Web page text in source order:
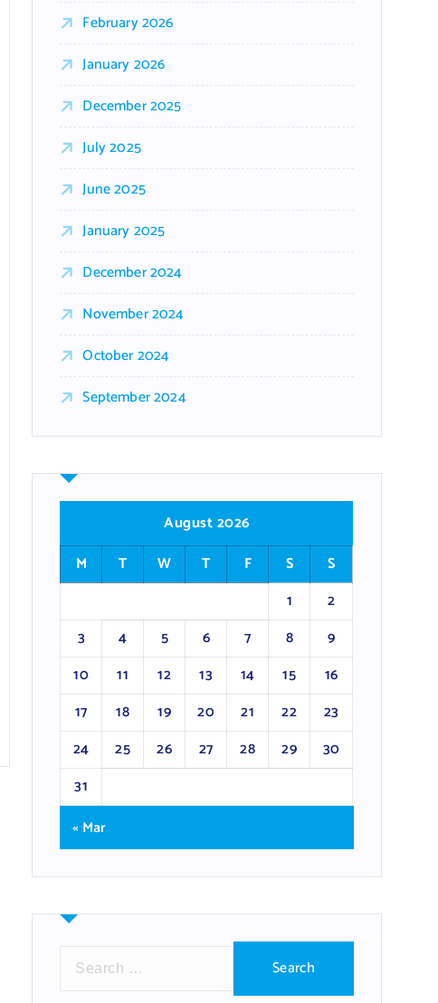
February 2026
January 2026
December 2025
July 2025
June 2025
January 2025
December 2024
November 2024
October 2024
September 2024
August 2026
M
T W T F S
S
1
2
3
4 5 6 7 8
9
10
11 12 13 14 15
16
17
18 19 20 21 22
23
24
25 26 27 28 29
30
31
« Mar